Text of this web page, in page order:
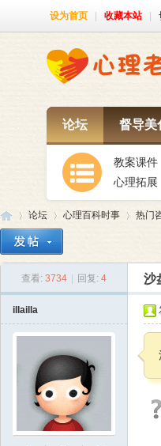
设为首页 收藏本站
论坛 督导美
教案课件
心理拓展
论坛
›
心理百科时事 热门
查看: 3734 回复: 4 沙
illailla